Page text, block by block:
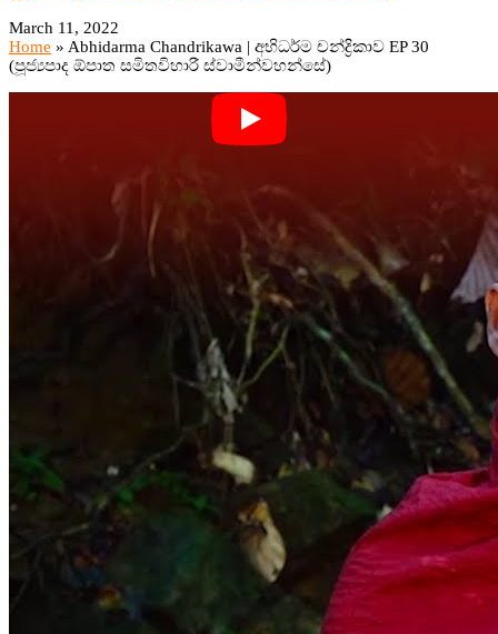
March 11, 2022
Home » Abhidarma Chandrikawa | අභිධර්ම චන්ද්‍රිකාව EP 30
(පූජ්‍යපාද ඕපාත සමිතවිහාරී ස්වාමීන්වහන්සේ)